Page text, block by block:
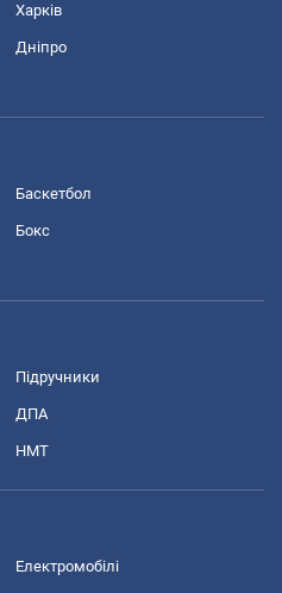
Харків
Дніпро
Баскетбол
Бокс
Підручники
ДПА
НМТ
Електромобілі